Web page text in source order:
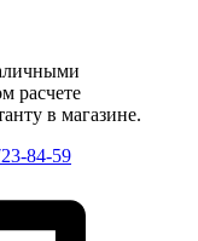
расчете
в магазине.
84-59